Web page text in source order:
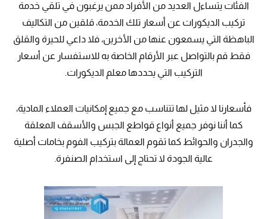
الفئات يتساءل العديد من الأفراد ممن يرغبون في تلقي خدمة
تركيب الديكورات عن أسعار تلك الخدمة، قلقين من التكاليف
الباهظة التي يسمعون عنها من الأخرين، فلا داعي للحيرة والقلق
فقط قم بالتواصل عبر الأرقام الخاصة به للاستفسار عن أسعار
التركيب التي يحددها معلم الديكورات.
فأسعارنا لا مثيل لها تتناسب مع جميع إمكانيات العملاء المادية،
كما أننا نوفر جميع أنواع قواطع الجبس والأسقف المعلقة
والجدران والحوائط كما تقوم العمالة بتركيب الفوم بخامات أصلية
عالية الجودة لا تحتاج إلى استخدام الصنفرة.